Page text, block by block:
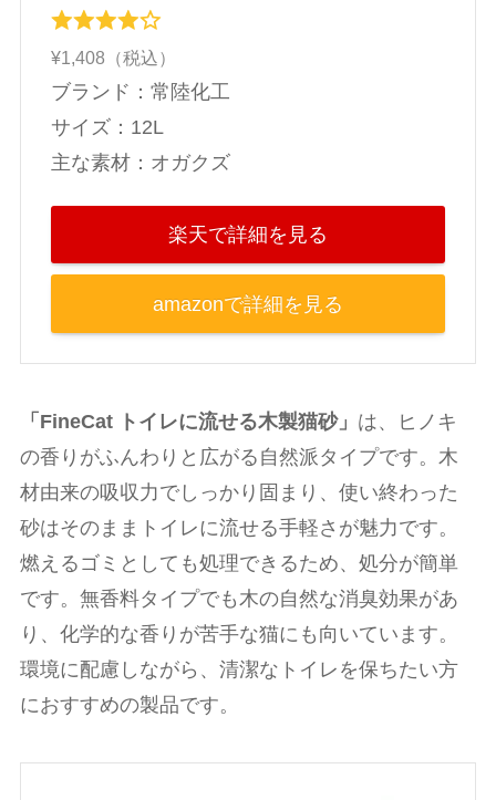
¥1,408（税込）
ブランド：常陸化工
‎サイズ：12L
主な素材：オガクズ
楽天で詳細を見る
amazonで詳細を見る
「FineCat トイレに流せる木製猫砂」 は、ヒノキ
の香りがふんわりと広がる自然派タイプです。木
材由来の吸収力でしっかり固まり、使い終わった
砂はそのままトイレに流せる手軽さが魅力です。
燃えるゴミとしても処理できるため、処分が簡単
です。無香料タイプでも木の自然な消臭効果があ
り、化学的な香りが苦手な猫にも向いています。
環境に配慮しながら、清潔なトイレを保ちたい方
におすすめの製品です。